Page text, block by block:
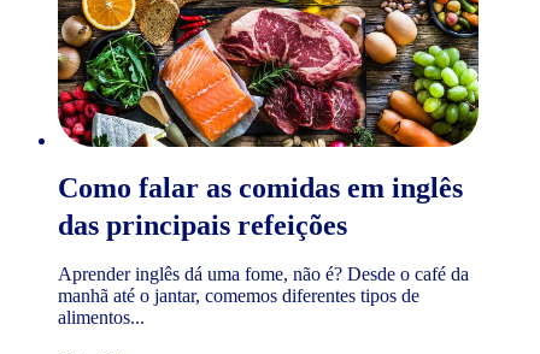
Como falar as comidas em inglês
das principais refeições
Aprender inglês dá uma fome, não é? Desde o café da
manhã até o jantar, comemos diferentes tipos de
alimentos...